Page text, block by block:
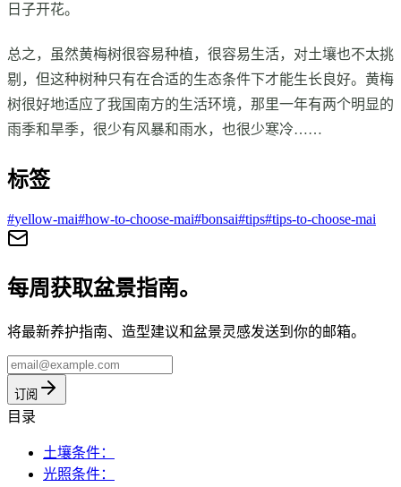
日子开花。
总之，虽然黄梅树很容易种植，很容易生活，对土壤也不太挑
剔，但这种树种只有在合适的生态条件下才能生长良好。黄梅
树很好地适应了我国南方的生活环境，那里一年有两个明显的
雨季和旱季，很少有风暴和雨水，也很少寒冷……
标签
#yellow-mai#how-to-choose-mai#bonsai#tips#tips-to-choose-mai
每周获取盆景指南。
将最新养护指南、造型建议和盆景灵感发送到你的邮箱。
订阅
目录
土壤条件：
光照条件：